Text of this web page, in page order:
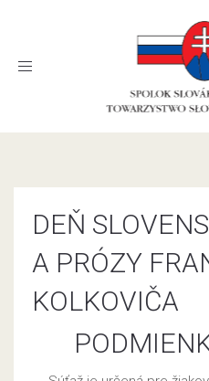
Toggle
DEŇ
A PRÓZY
KOLKOVIČA